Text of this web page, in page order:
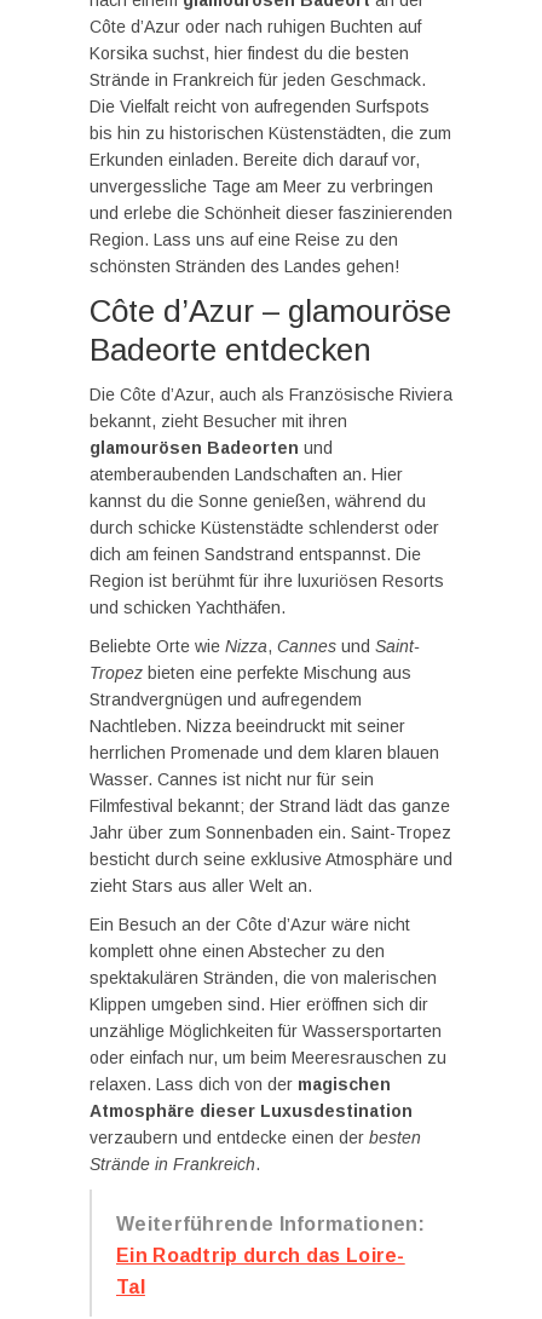
Côte d’Azur oder nach ruhigen Buchten auf
Korsika suchst, hier findest du die besten
Strände in Frankreich für jeden Geschmack.
Die Vielfalt reicht von aufregenden Surfspots
bis hin zu historischen Küstenstädten, die zum
Erkunden einladen. Bereite dich darauf vor,
unvergessliche Tage am Meer zu verbringen
und erlebe die Schönheit dieser faszinierenden
Region. Lass uns auf eine Reise zu den
schönsten Stränden des Landes gehen!
Côte d’Azur – glamouröse
Badeorte entdecken
Die Côte d’Azur, auch als Französische Riviera
bekannt, zieht Besucher mit ihren
glamourösen Badeorten und
atemberaubenden Landschaften an. Hier
kannst du die Sonne genießen, während du
durch schicke Küstenstädte schlenderst oder
dich am feinen Sandstrand entspannst. Die
Region ist berühmt für ihre luxuriösen Resorts
und schicken Yachthäfen.
Beliebte Orte wie Nizza, Cannes und Saint-
Tropez bieten eine perfekte Mischung aus
Strandvergnügen und aufregendem
Nachtleben. Nizza beeindruckt mit seiner
herrlichen Promenade und dem klaren blauen
Wasser. Cannes ist nicht nur für sein
Filmfestival bekannt; der Strand lädt das ganze
Jahr über zum Sonnenbaden ein. Saint-Tropez
besticht durch seine exklusive Atmosphäre und
zieht Stars aus aller Welt an.
Ein Besuch an der Côte d’Azur wäre nicht
komplett ohne einen Abstecher zu den
spektakulären Stränden, die von malerischen
Klippen umgeben sind. Hier eröffnen sich dir
unzählige Möglichkeiten für Wassersportarten
oder einfach nur, um beim Meeresrauschen zu
relaxen. Lass dich von der magischen
Atmosphäre dieser Luxusdestination
verzaubern und entdecke einen der besten
Strände in Frankreich.
Weiterführende Informationen:
Ein Roadtrip durch das Loire-
Tal